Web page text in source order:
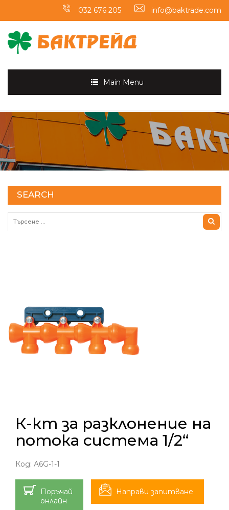
032 676 205 info@baktrade.com
Main Menu
SEARCH
К-кт за разклонение на
потока система 1/2“
Код: A6G-1-1
Поръчай
онлайн
Направи запитване